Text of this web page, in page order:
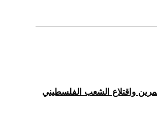
واقتلاع الشعب الفلسطيني